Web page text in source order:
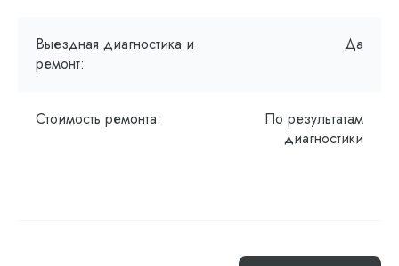
Выездная диагностика и
ремонт:
Да
Стоимость ремонта:
По результатам
диагностики